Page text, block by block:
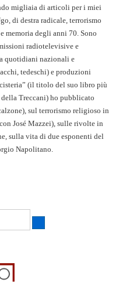
migliaia di articoli per i miei
di destra radicale, terrorismo
memoria degli anni 70. Sono
radiotelevisive e
quotidiani nazionali e
tedeschi) e produzioni
(il titolo del suo libro più
Treccani) ho pubblicato
sul terrorismo religioso in
José Mazzei), sulle rivolte in
sulla vita di due esponenti del
Napolitano.